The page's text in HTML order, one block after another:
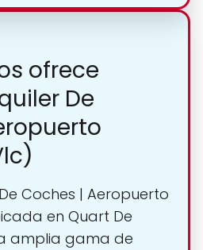
ofrece
De
Coches | Aeropuerto
en Quart De
amplia gama de